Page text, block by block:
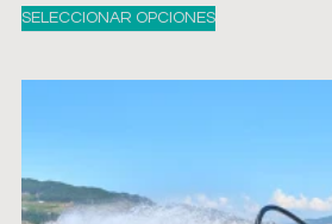
SELECCIONAR OPCIONES